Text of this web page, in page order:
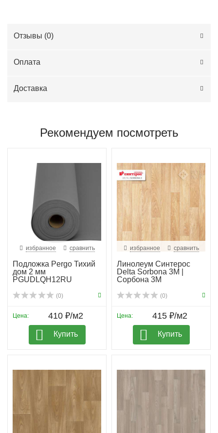
Отзывы (0)
Оплата
Доставка
Рекомендуем посмотреть
избранное сравнить
Подложка Pergo Тихий
дом 2 мм
PGUDLQH12RU
(0)
Цена: 410 ₽/м2
Купить
избранное сравнить
Линолеум Синтерос
Delta Sorbona 3M |
Сорбона 3М
(0)
Цена: 415 ₽/м2
Купить